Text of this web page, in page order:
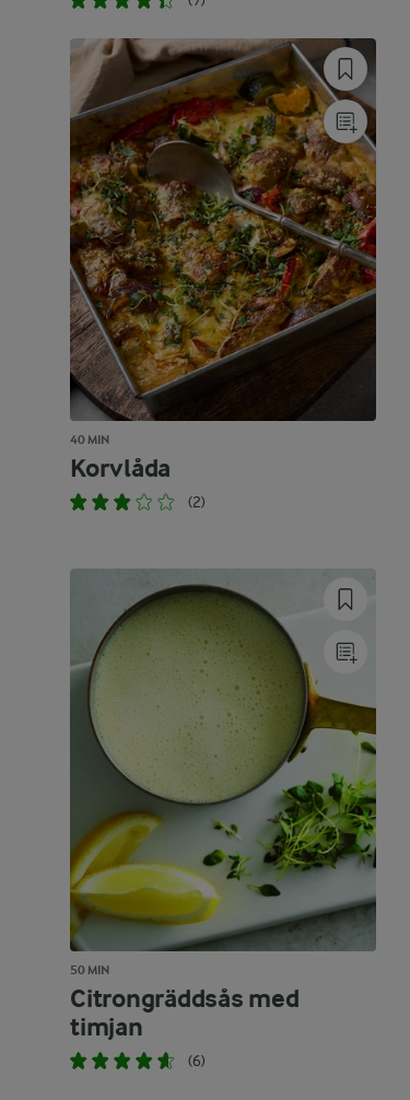
40 MIN
Korvlåda
(2)
50 MIN
Citrongräddsås med
timjan
(6)